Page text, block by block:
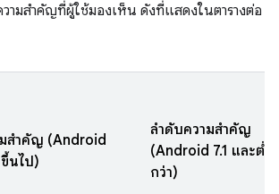
ามสำคัญที่ผู้ใช้มองเห็น ดังที่แสดงในตารางต่อ
สำคัญ (Android
นไป)
ลำดับความสำคัญ
(Android 7.1 และต่ำ
กว่า)